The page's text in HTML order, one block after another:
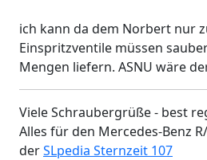
ich kann da dem Norbert nur
Einspritzventile müssen
Mengen liefern. ASNU wäre
Viele Schraubergrüße - best
Alles für den Mercedes-Benz
derSLpedia Sternzeit 107